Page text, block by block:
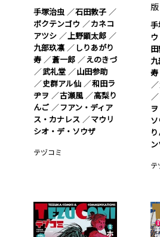
手塚治虫
石田敦子
ボクテンゴウ
カネコ
アツシ
上野顕太郎
九部玖凛
しりあがり
寿
蒼一郎
えのきづ
武礼堂
山田参助
史群アル仙
和田ラ
ヂヲ
古瀬風
高梨り
んご
フアン・ディア
ス・カナレス
マウリ
シオ・デ・ソウザ
テヅコミ
版
ウ
寿
ヲ
テ